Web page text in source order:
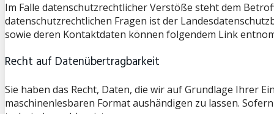
Im Falle datenschutzrechtlicher Verstöße steht dem
datenschutzrechtlichen Fragen ist der
sowie deren Kontaktdaten können folgendem Link
Recht auf Datenübertragbarkeit
Sie haben das Recht, Daten, die wir auf Grundlage Ihrer
maschinenlesbaren Format aushändigen zu lassen.